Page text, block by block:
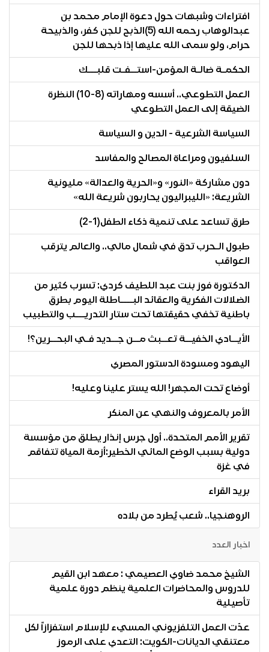
افتراءات وشبهات حول دعوة الإمام محمد بن
عبدالوهاب رحمه الله (5)الذبح للجن كفر، والذبيحة
حرام، ولو سمى الله عليها إذا ذبحها للجن
الحكمـة ضالـة المؤمن-استــفـت قلبـــك
العمل التطوعي.. أسسه ومهاراته (8-10) النظرة
الضيقة إلى العمل التطوعي
السياسة الشرعية - الدين و السياسة
السلفيون ومراعاة المصالح والمفاسد
دون مشاركة «النور» و«الحرية والعدالة» مليونية
الشريعة: «الليبراليون يحاربون شريعة الله»
طرق تساعد على تنمية ذكاء الطفل(1-2)
طبول الـحرب تدق في شمال مالي.. والعالم يترقب
العواقب
الدكتورة فوز بنت عبد اللطيف كردي: تسرب كثير من
الضلالات الفكرية والعقائد البــــاطلة اليوم بطرق
باطنية تخفي حقيقتها تحت ستار التدريـــب والتطبيب
الأيــادي الخفيــة تعــبث مــن جــديد فـي البحــرين؟!
اليهود ومسودة الدستور المصري
أوضاع تحت المجهر! الله يستر علينا وعليه!
الأمر بالمعروف والنهي عن المنكر
تقرير الأمم المتحدة.. أول جرس إنذار يطلق من مؤسسة
دولية بسبب الوضع المائي الخطير:أزمة المياة تتفاقم
في غزة
بريد القراء
الروهنجيا.. شعب يُطرد من بلاده
اخبار العدد
الشيخ محمد ضاوي العصيمي : معهد ابن القيم
للدروس والمحاضرات العلمية ينظم دورة علمية
تأصيلية
عدّت العمل التلفزيوني المسيء للإسلام استفزازاً لكل
معتنقي الديانات-الكويت: التعدي على الرموز